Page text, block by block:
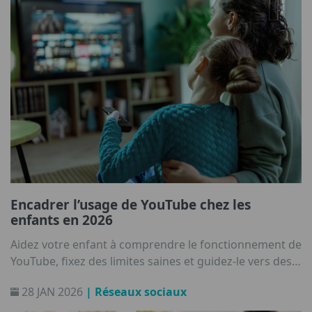
Encadrer l’usage de YouTube chez les
enfants en 2026
Aidez votre enfant à comprendre le fonctionnement de
YouTube, fixez des limites saines et guidez-le vers des
28 JAN 2026 | Réseaux sociaux